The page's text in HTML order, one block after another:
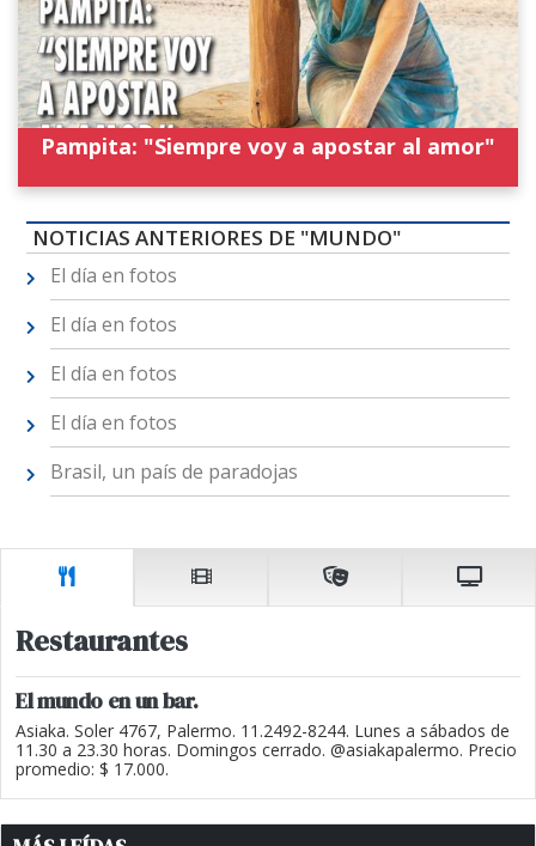
Pampita: "Siempre voy a apostar al amor"
NOTICIAS ANTERIORES DE "MUNDO"
El día en fotos
El día en fotos
El día en fotos
El día en fotos
Brasil, un país de paradojas
Restaurantes
El mundo en un bar.
Asiaka. Soler 4767, Palermo. 11.2492-8244. Lunes a sábados de
11.30 a 23.30 horas. Domingos cerrado. @asiakapalermo. Precio
promedio: $ 17.000.